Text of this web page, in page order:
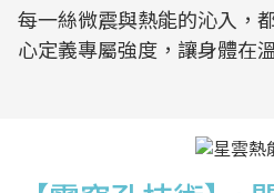
每一絲微震與熱能的沁入，
心定義專屬強度，讓身體在